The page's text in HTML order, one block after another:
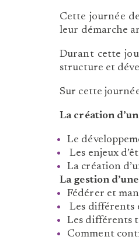
Cette journée
leur démarche
Durant cette
structure et
Sur cette
La création
Le
Les enjeux
La création
La gestion
Fédérer et
Les différents
Les différents
Comment